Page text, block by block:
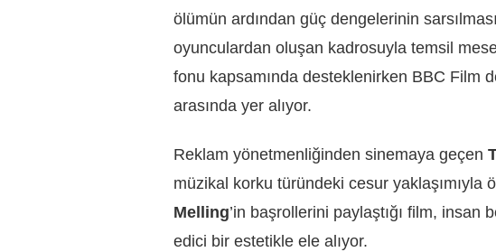
ölümün ardından güç dengelerinin
oyunculardan oluşan kadrosuyla temsil
fonu kapsamında desteklenirken BBC Film
arasında yer alıyor.
Reklam yönetmenliğinden sinemaya geçen
müzikal korku türündeki cesur yaklaşımıyla
Melling’in başrollerini paylaştığı film, insan
edici bir estetikle ele alıyor.